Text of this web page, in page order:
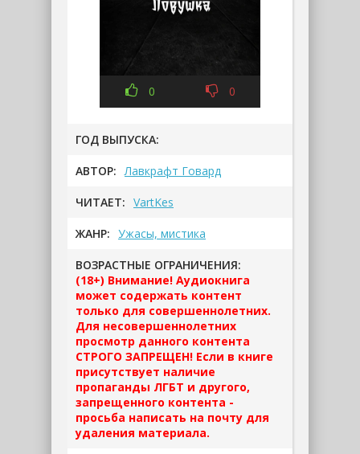
0 0
ГОД ВЫПУСКА:
АВТОР: Лавкрафт Говард
ЧИТАЕТ: VartKes
ЖАНР: Ужасы, мистика
ВОЗРАСТНЫЕ ОГРАНИЧЕНИЯ:
(18+) Внимание! Аудиокнига
может содержать контент
только для совершеннолетних.
Для несовершеннолетних
просмотр данного контента
СТРОГО ЗАПРЕЩЕН! Если в книге
присутствует наличие
пропаганды ЛГБТ и другого,
запрещенного контента -
просьба написать на почту для
удаления материала.